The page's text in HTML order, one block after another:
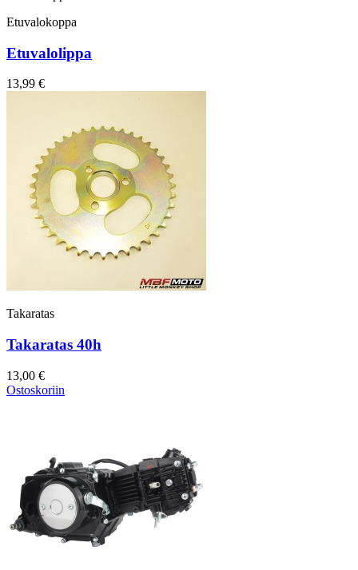
Etuvalokoppa
Etuvalolippa
13,99 €
Takaratas
Takaratas 40h
13,00 €
Ostoskoriin